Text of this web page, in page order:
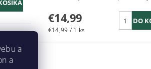
€14,99
€14,99 / 1 ks
a
a